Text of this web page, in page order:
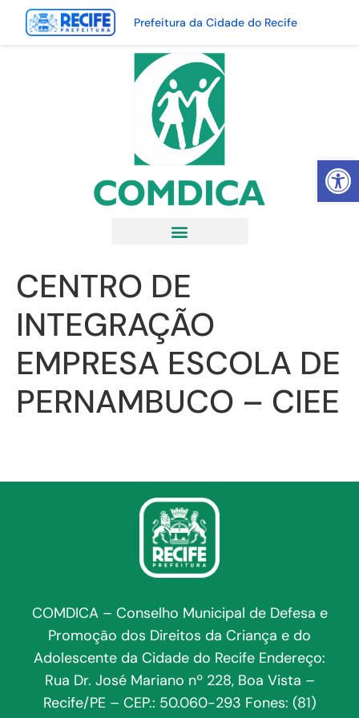
Abrir
Prefeitura da Cidade do Recife
CENTRO DE
INTEGRAÇÃO
EMPRESA ESCOLA DE
PERNAMBUCO – CIEE
COMDICA – Conselho Municipal de Defesa e
Promoção dos Direitos da Criança e do
Adolescente da Cidade do Recife Endereço:
Rua Dr. José Mariano nº 228, Boa Vista –
Recife/PE – CEP.: 50.060-293 Fones: (81)